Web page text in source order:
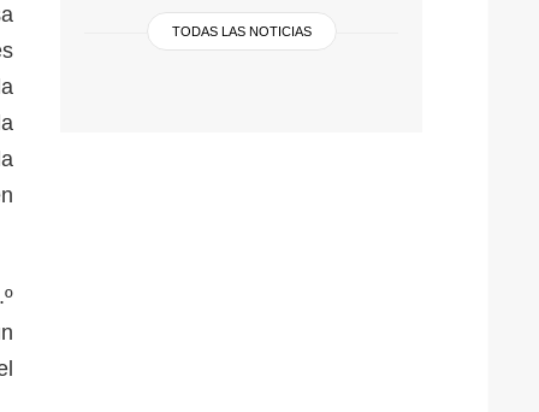
TODAS LAS NOTICIAS